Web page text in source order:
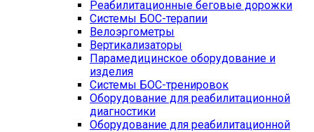
Реабилитационные беговые дорожки
Системы БОС-терапии
Велоэргометры
Вертикализаторы
Парамедицинское оборудование и
изделия
Системы БОС-тренировок
Оборудование для реабилитационной
диагностики
Оборудование для реабилитационной